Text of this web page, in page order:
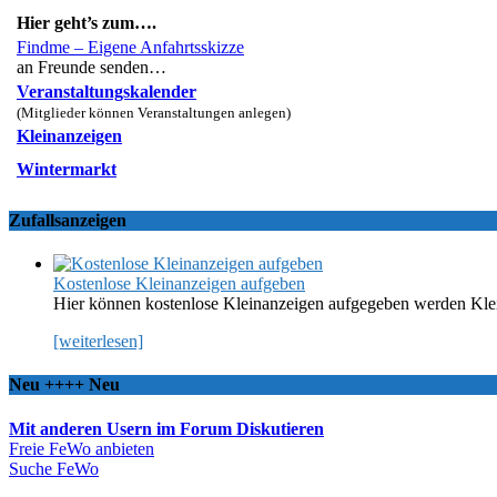
Hier geht’s zum….
Findme – Eigene Anfahrtsskizze
an Freunde senden…
Veranstaltungskalender
(Mitglieder können Veranstaltungen anlegen)
Kleinanzeigen
Wintermarkt
Zufallsanzeigen
Kostenlose Kleinanzeigen aufgeben
Hier können kostenlose Kleinanzeigen aufgegeben werden
[weiterlesen]
Neu ++++ Neu
Mit anderen Usern im Forum Diskutieren
Freie FeWo anbieten
Suche FeWo